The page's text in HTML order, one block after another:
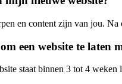
en content zijn van jou.
een website te laten
staat binnen 3 tot 4